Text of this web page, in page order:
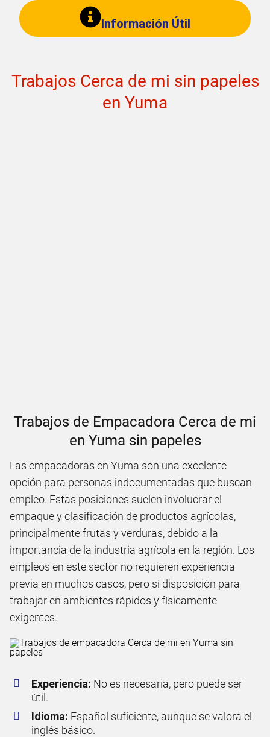
Información Útil
Trabajos Cerca de mi sin papeles
en Yuma
Trabajos de Empacadora Cerca de mi
en Yuma sin papeles
Las empacadoras en Yuma son una excelente
opción para personas indocumentadas que buscan
empleo. Estas posiciones suelen involucrar el
empaque y clasificación de productos agrícolas,
principalmente frutas y verduras, debido a la
importancia de la industria agrícola en la región. Los
empleos en este sector no requieren experiencia
previa en muchos casos, pero sí disposición para
trabajar en ambientes rápidos y físicamente
exigentes.
Experiencia: No es necesaria, pero puede ser
útil.
Idioma: Español suficiente, aunque se valora el
inglés básico.